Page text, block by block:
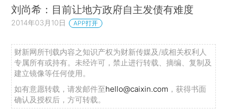
刘尚希：目前让地方政府自主发债有难度
2014年03月10日 APP打开
财新网所刊载内容之知识产权为财新传媒及/或相关权利人
专属所有或持有。未经许可，禁止进行转载、摘编、复制及
建立镜像等任何使用。
如有意愿转载，请发邮件至hello@caixin.com ，获得书面
确认及授权后，方可转载。